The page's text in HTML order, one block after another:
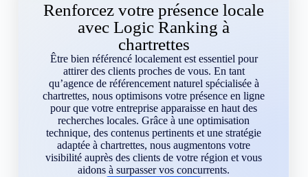
Renforcez votre présence locale
avec Logic Ranking à
chartrettes
Être bien référencé localement est essentiel pour
attirer des clients proches de vous. En tant
qu’agence de référencement naturel spécialisée à
chartrettes, nous optimisons votre présence en ligne
pour que votre entreprise apparaisse en haut des
recherches locales. Grâce à une optimisation
technique, des contenus pertinents et une stratégie
adaptée à chartrettes, nous augmentons votre
visibilité auprès des clients de votre région et vous
aidons à surpasser vos concurrents.